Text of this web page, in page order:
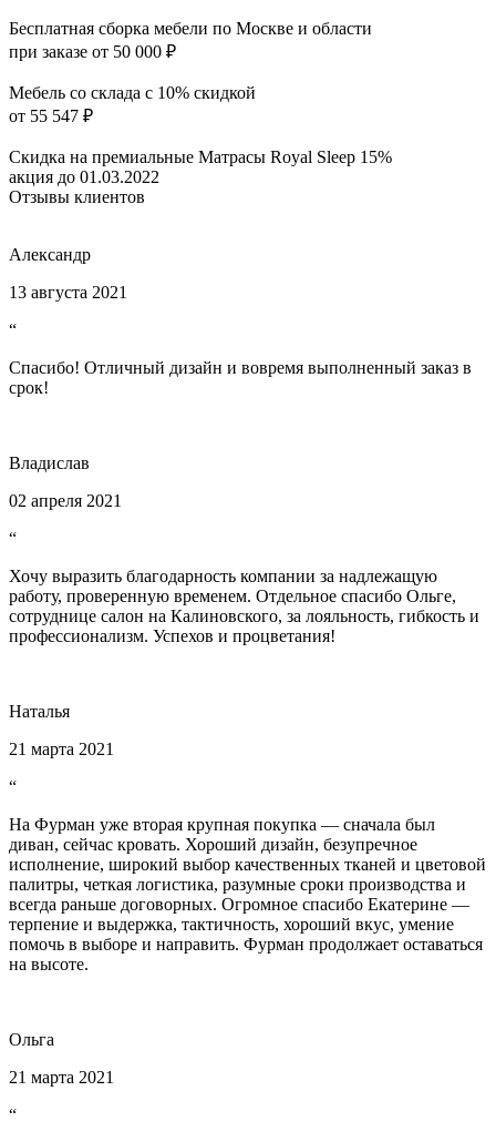
Бесплатная сборка мебели по Москве и области
при заказе от 50 000 ₽
Мебель со склада с 10% скидкой
от 55 547 ₽
Скидка на премиальные Матрасы Royal Sleep 15%
акция до 01.03.2022
Отзывы клиентов
Александр
13 августа 2021
“
Спасибо! Отличный дизайн и вовремя выполненный заказ в
срок!
Владислав
02 апреля 2021
“
Хочу выразить благодарность компании за надлежащую
работу, проверенную временем. Отдельное спасибо Ольге,
сотруднице салон на Калиновского, за лояльность, гибкость и
профессионализм. Успехов и процветания!
Наталья
21 марта 2021
“
На Фурман уже вторая крупная покупка — сначала был
диван, сейчас кровать. Хороший дизайн, безупречное
исполнение, широкий выбор качественных тканей и цветовой
палитры, четкая логистика, разумные сроки производства и
всегда раньше договорных. Огромное спасибо Екатерине —
терпение и выдержка, тактичность, хороший вкус, умение
помочь в выборе и направить. Фурман продолжает оставаться
на высоте.
Ольга
21 марта 2021
“